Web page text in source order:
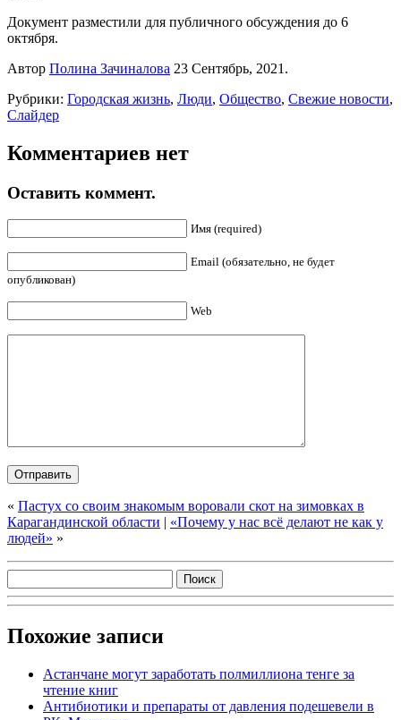
Документ разместили для публичного обсуждения до 6
октября.
Автор Полина Зачиналова 23 Сентябрь, 2021.
Рубрики: Городская жизнь, Люди, Общество, Свежие новости,
Слайдер
Комментариев нет
Оставить коммент.
Имя (required)
Email (обязательно, не будет
опубликован)
Web
« Пастух со своим знакомым воровали скот на зимовках в
Карагандинской области | «Почему у нас всё делают не как у
людей» »
Похожие записи
Астанчане могут заработать полмиллиона тенге за
чтение книг
Антибиотики и препараты от давления подешевели в